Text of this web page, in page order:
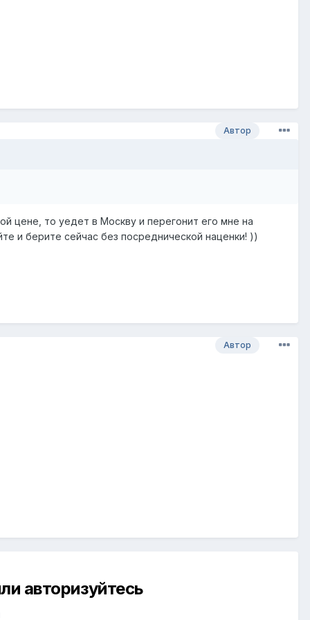
Автор
цене, то уедет в Москву и перегонит его мне на
и берите сейчас без посреднической наценки! ))
Автор
авторизуйтесь